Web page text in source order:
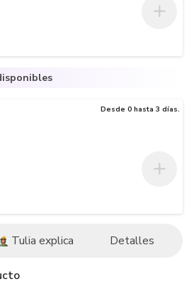
Desde 0 hasta 3 días.
Tulia explica Detalles